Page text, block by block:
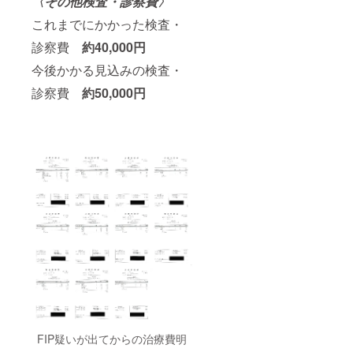
これまでにかかった検査・
診察費 約40,000円
今後かかる見込みの検査・
診察費 約50,000円
FIP疑いが出てからの治療費明